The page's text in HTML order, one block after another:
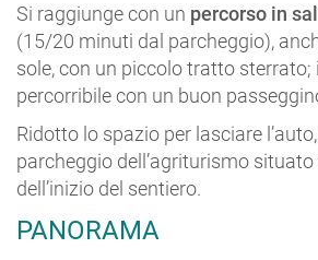
Si raggiunge con un percorso in
(15/20 minuti dal parcheggio),
sole, con un piccolo tratto
percorribile con un buon
Ridotto lo spazio per lasciare
parcheggio dell’agriturismo situato
dell’inizio del sentiero.
PANORAMA